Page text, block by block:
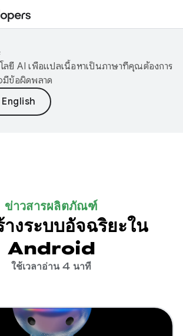
ลยี AI เพื่อแปลเนื้อหาเป็นภาษาที่คุณต้องการ
มีข้อผิดพลาด
ข่าวสารผลิตภัณฑ์
างระบบอัจฉริยะใน
Android
ใช้เวลาอ่าน 4 นาที